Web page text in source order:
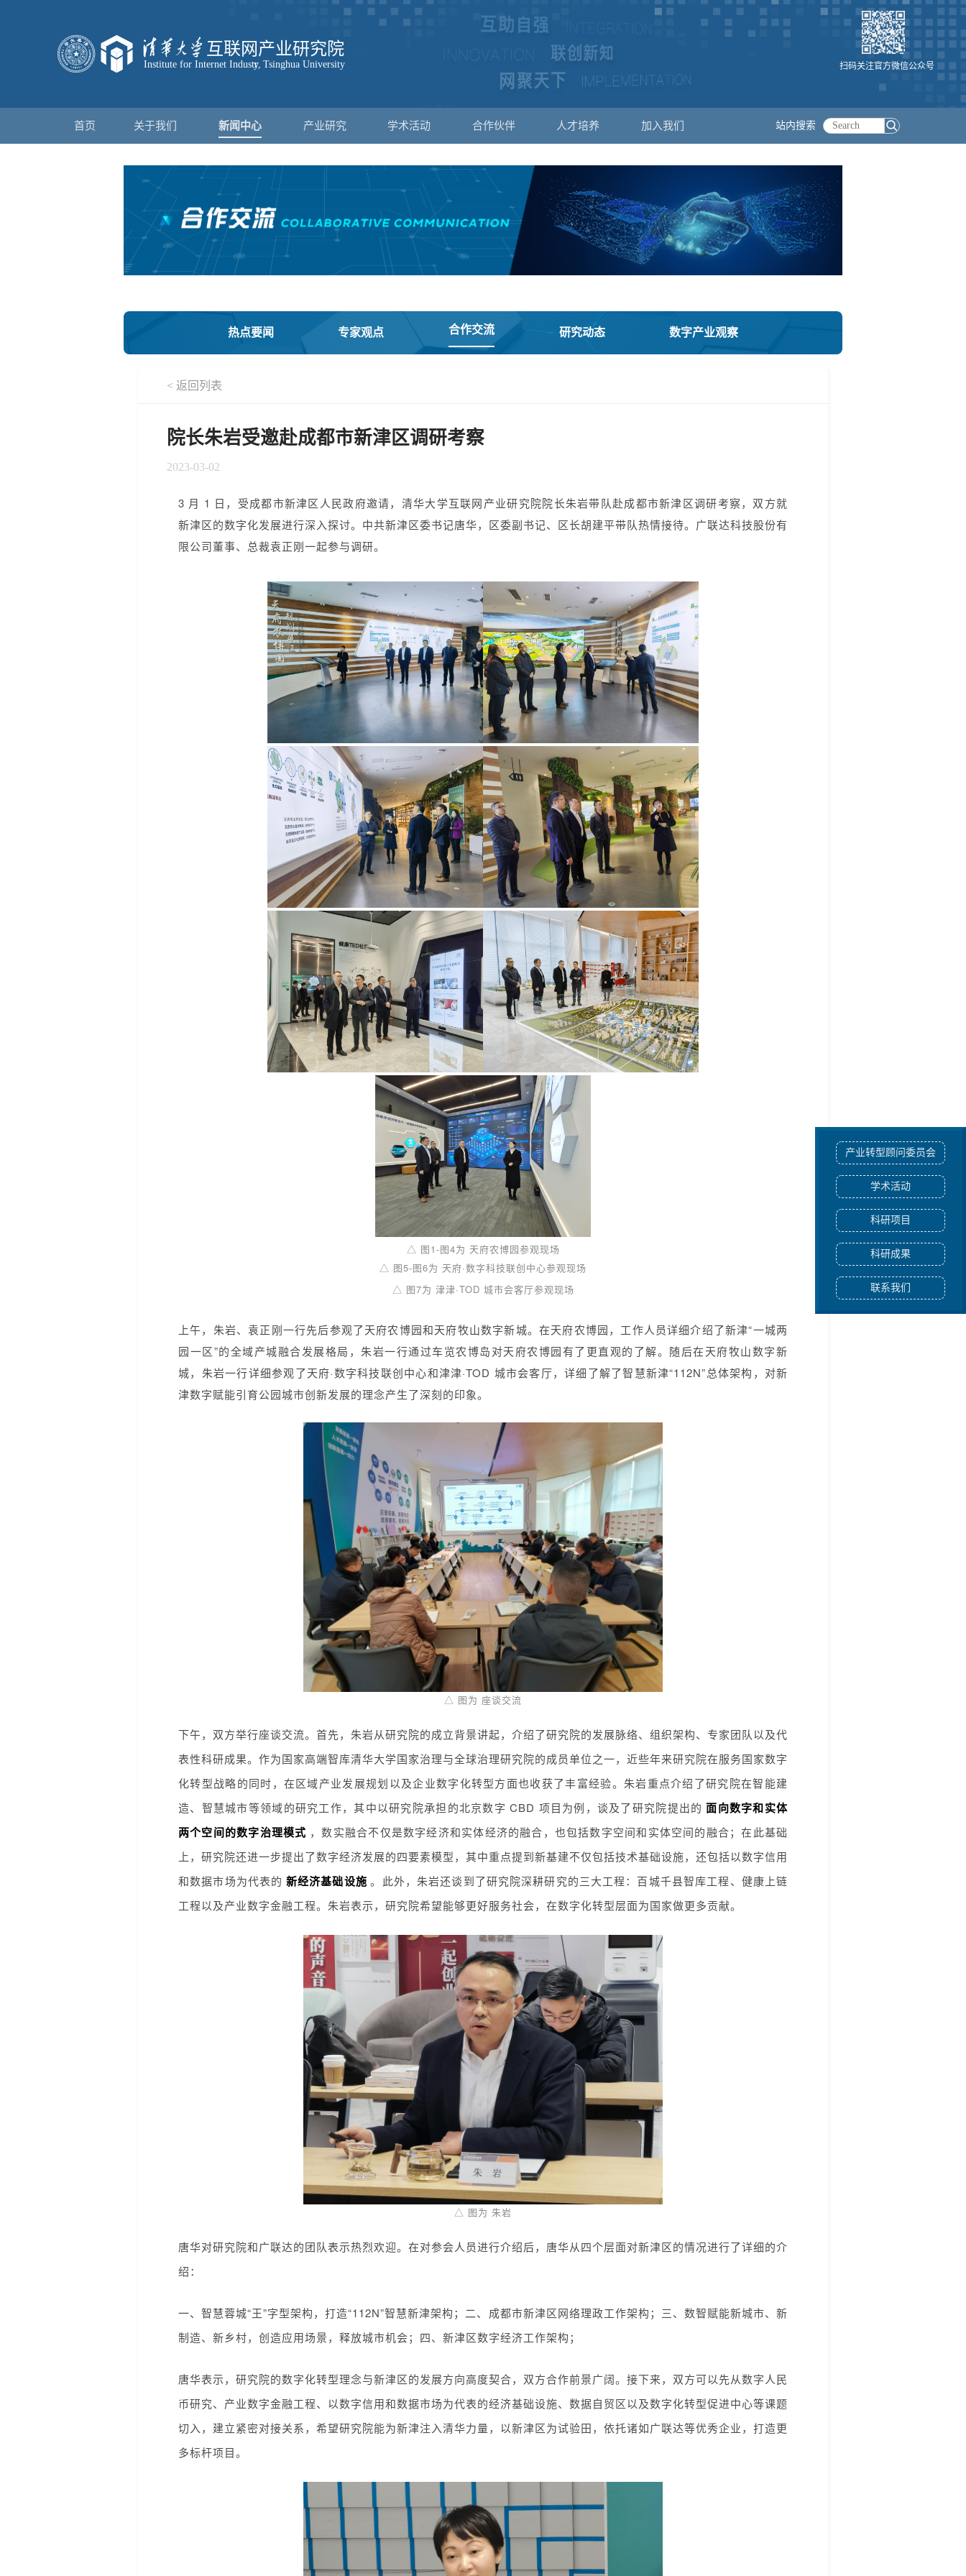
扫码关注官方微信公众号
首页 关于我们 新闻中心 产业研究 学术活动 合作伙伴 人才培养 加入我们 站内搜索
产业转型顾问委员会
学术活动
科研项目
科研成果
联系我们
热点要闻 专家观点 合作交流 研究动态 数字产业观察
< 返回列表
院长朱岩受邀赴成都市新津区调研考察
2023-03-02
3 月 1 日，受成都市新津区人民政府邀请，清华大学互联网产业研究院院长朱岩带队赴成都市新津区调研考察，双方就
新津区的数字化发展进行深入探讨。中共新津区委书记唐华，区委副书记、区长胡建平带队热情接待。广联达科技股份有
限公司董事、总裁袁正刚一起参与调研。
△ 图1-图4为 天府农博园参观现场
△ 图5-图6为 天府·数字科技联创中心参观现场
△ 图7为 津津·TOD 城市会客厅参观现场
上午，朱岩、袁正刚一行先后参观了天府农博园和天府牧山数字新城。在天府农博园，工作人员详细介绍了新津“一城两
园一区”的全域产城融合发展格局，朱岩一行通过车览农博岛对天府农博园有了更直观的了解。随后在天府牧山数字新
城，朱岩一行详细参观了天府·数字科技联创中心和津津·TOD 城市会客厅，详细了解了智慧新津“112N”总体架构，对新
津数字赋能引育公园城市创新发展的理念产生了深刻的印象。
△ 图为 座谈交流
下午，双方举行座谈交流。首先，朱岩从研究院的成立背景讲起，介绍了研究院的发展脉络、组织架构、专家团队以及代
表性科研成果。作为国家高端智库清华大学国家治理与全球治理研究院的成员单位之一，近些年来研究院在服务国家数字
化转型战略的同时，在区域产业发展规划以及企业数字化转型方面也收获了丰富经验。朱岩重点介绍了研究院在智能建
造、智慧城市等领域的研究工作，其中以研究院承担的北京数字 CBD 项目为例，谈及了研究院提出的 面向数字和实体
两个空间的数字治理模式 ，数实融合不仅是数字经济和实体经济的融合，也包括数字空间和实体空间的融合；在此基础
上，研究院还进一步提出了数字经济发展的四要素模型，其中重点提到新基建不仅包括技术基础设施，还包括以数字信用
和数据市场为代表的 新经济基础设施 。此外，朱岩还谈到了研究院深耕研究的三大工程：百城千县智库工程、健康上链
工程以及产业数字金融工程。朱岩表示，研究院希望能够更好服务社会，在数字化转型层面为国家做更多贡献。
△ 图为 朱岩
唐华对研究院和广联达的团队表示热烈欢迎。在对参会人员进行介绍后，唐华从四个层面对新津区的情况进行了详细的介
绍：
一、智慧蓉城“王”字型架构，打造“112N”智慧新津架构；二、成都市新津区网络理政工作架构；三、数智赋能新城市、新
制造、新乡村，创造应用场景，释放城市机会；四、新津区数字经济工作架构；
唐华表示，研究院的数字化转型理念与新津区的发展方向高度契合，双方合作前景广阔。接下来，双方可以先从数字人民
币研究、产业数字金融工程、以数字信用和数据市场为代表的经济基础设施、数据自贸区以及数字化转型促进中心等课题
切入，建立紧密对接关系，希望研究院能为新津注入清华力量，以新津区为试验田，依托诸如广联达等优秀企业，打造更
多标杆项目。